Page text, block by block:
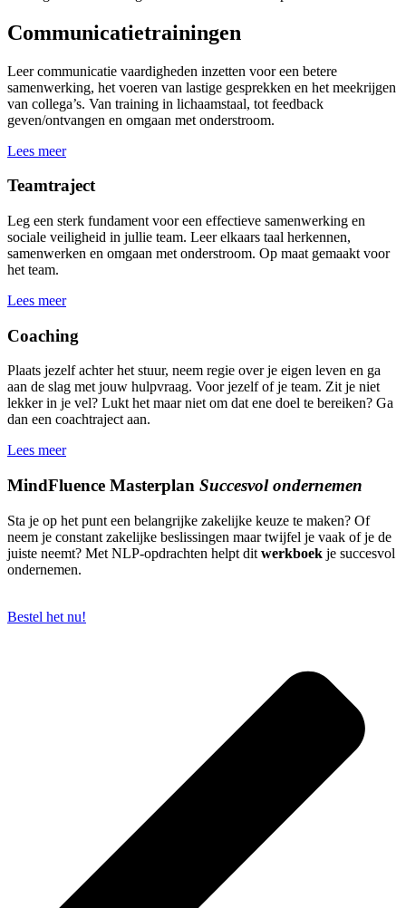
Communicatietrainingen
Leer communicatie vaardigheden inzetten voor een betere
samenwerking, het voeren van lastige gesprekken en het meekrijgen
van collega’s. Van training in lichaamstaal, tot feedback
geven/ontvangen en omgaan met onderstroom.
Lees meer
Teamtraject
Leg een sterk fundament voor een effectieve samenwerking en
sociale veiligheid in jullie team. Leer elkaars taal herkennen,
samenwerken en omgaan met onderstroom. Op maat gemaakt voor
het team.
Lees meer
Coaching
Plaats jezelf achter het stuur, neem regie over je eigen leven en ga
aan de slag met jouw hulpvraag. Voor jezelf of je team. Zit je niet
lekker in je vel? Lukt het maar niet om dat ene doel te bereiken? Ga
dan een coachtraject aan.
Lees meer
MindFluence Masterplan Succesvol ondernemen
Sta je op het punt een belangrijke zakelijke keuze te maken? Of
neem je constant zakelijke beslissingen maar twijfel je vaak of je de
juiste neemt? Met NLP-opdrachten helpt dit werkboek je succesvol
ondernemen.
Bestel het nu!